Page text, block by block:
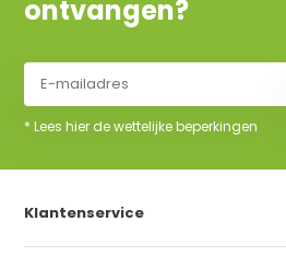
ontvangen?
* Lees hier de wettelijke beperkingen
Klantenservice